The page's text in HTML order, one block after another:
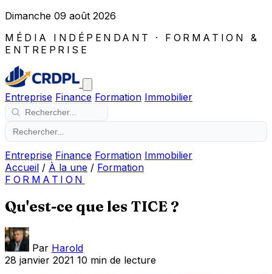
Dimanche 09 août 2026
MÉDIA INDÉPENDANT · FORMATION &
ENTREPRISE
Entreprise Finance Formation Immobilier
Entreprise Finance Formation Immobilier
Accueil / À la une / Formation
FORMATION
Qu'est-ce que les TICE ?
Par Harold
28 janvier 2021 10 min de lecture